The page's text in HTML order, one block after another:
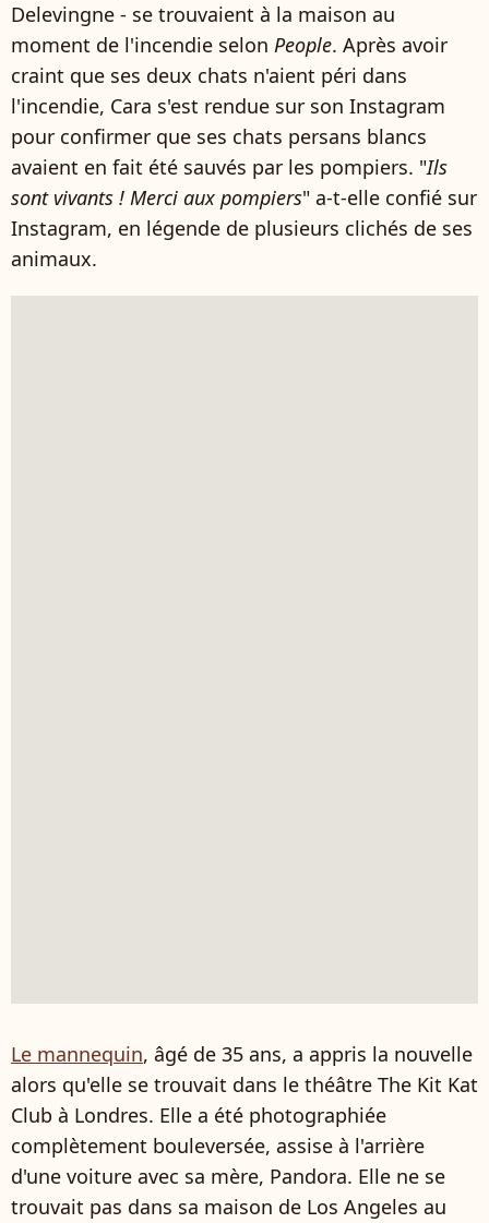
Delevingne - se trouvaient à la maison au
moment de l'incendie selon People. Après avoir
craint que ses deux chats n'aient péri dans
l'incendie, Cara s'est rendue sur son Instagram
pour confirmer que ses chats persans blancs
avaient en fait été sauvés par les pompiers. "Ils
sont vivants ! Merci aux pompiers" a-t-elle confié sur
Instagram, en légende de plusieurs clichés de ses
animaux.
Le mannequin, âgé de 35 ans, a appris la nouvelle
alors qu'elle se trouvait dans le théâtre The Kit Kat
Club à Londres. Elle a été photographiée
complètement bouleversée, assise à l'arrière
d'une voiture avec sa mère, Pandora. Elle ne se
trouvait pas dans sa maison de Los Angeles au